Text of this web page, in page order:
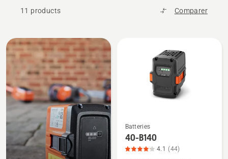
11 products Comparer
All
products
Voir
plus
de
Batteries
40-B140
4.1 (44)